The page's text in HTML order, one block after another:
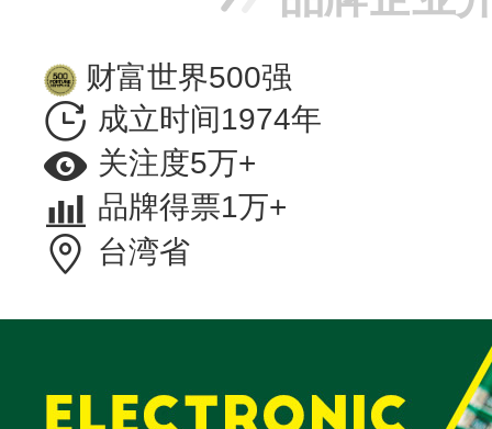
财富世界500强
成立时间1974年
关注度5万+
品牌得票1万+
台湾省